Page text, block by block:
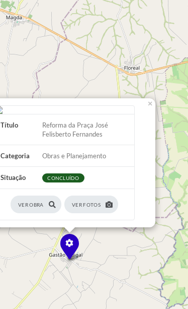
Título
Reforma da Praça José
Felisberto Fernandes
Categoria Obras e Planejamento
Situação CONCLUÍDO
VER OBRA VER FOTOS
×